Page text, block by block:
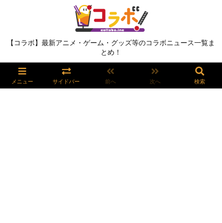
【コラボ】最新アニメ・ゲーム・グッズ等のコラボニュース一覧ま
とめ！
メニュー サイドバー 前へ 次へ 検索